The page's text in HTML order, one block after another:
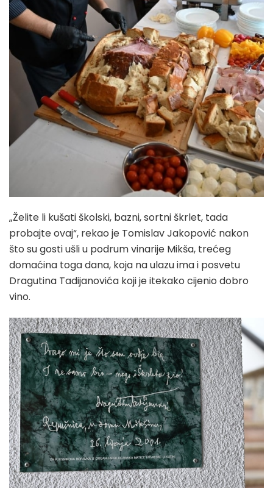
„Želite li kušati školski, bazni, sortni škrlet, tada
probajte ovaj“, rekao je Tomislav Jakopović nakon
što su gosti ušli u podrum vinarije Mikša, trećeg
domaćina toga dana, koja na ulazu ima i posvetu
Dragutina Tadijanovića koji je itekako cijenio dobro
vino.